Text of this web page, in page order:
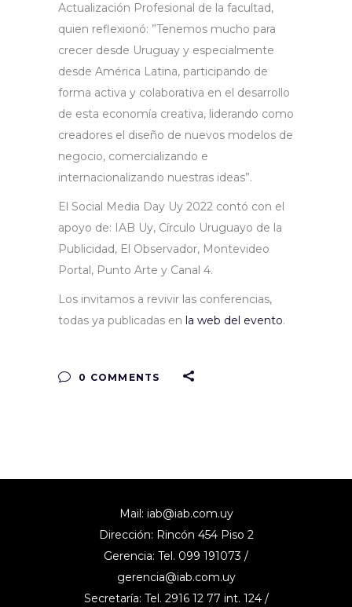
Actualización Profesional de la facultad,
quien reflexionó: ”Tenemos mucho para
crecer desde Uruguay y especialmente
desde América Latina, participando de
forma activa y colaborativa en el desarrollo
de esta economía creativa, liderando como
creadores el diseño de nuevos modelos de
negocio, comercializando e
internacionalizando nuestras ideas”.
El Social Media Day Uy 2022 contó con el
apoyo de: IAB Uy, Círculo Uruguayo de la
Publicidad, El Observador, Montevideo
Portal, Punto Arte y Canal 4.
Los invitamos a revivir las conferencias,
todas ya publicadas en la web del evento.
0 COMMENTS
Mail: iab@iab.com.uy
Dirección: Rincón 454 Piso 2
Gerencia: Tel. 099 191073 /
gerencia@iab.com.uy
Secretaría: Tel. 2916 12 77 int. 124 /